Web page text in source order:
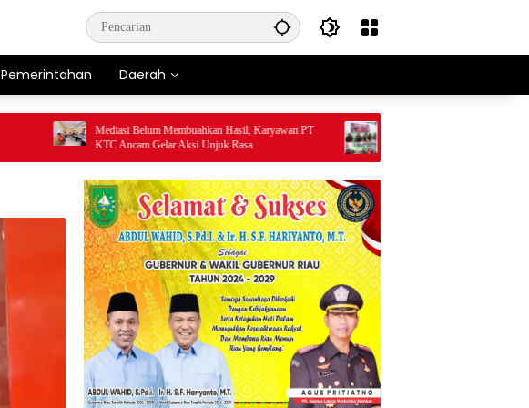
Pemerintahan Daerah
Mediasi Belum Membuahkan Hasil, Karyawan PT
KTC Ancam Gelar Aksi Unjuk Rasa
SERAH TERIMA LPJ TANDA
MILAD KE-15 KKPMP: KINERJA
DINILAI PALING SUKSES DAN